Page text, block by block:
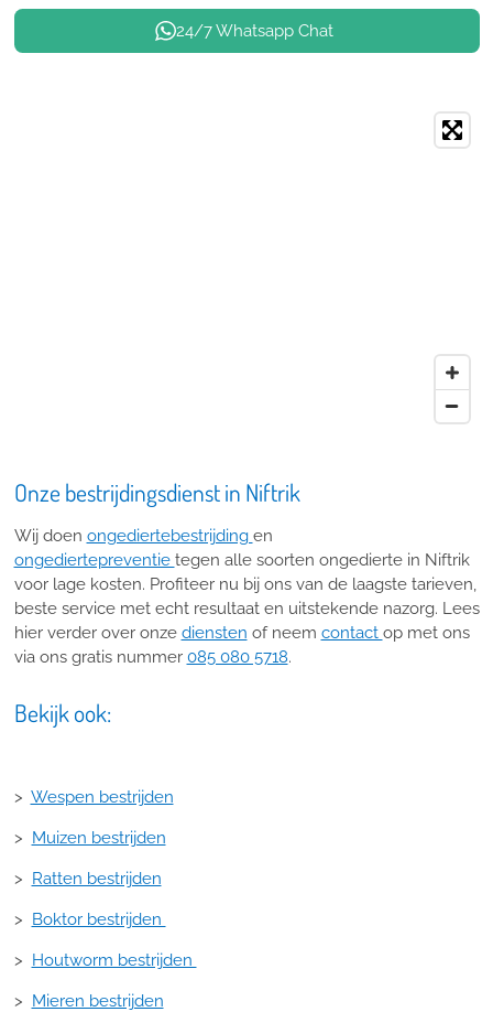
24/7 Whatsapp Chat
Onze bestrijdingsdienst in Niftrik
Wij doen ongediertebestrijding en
ongediertepreventie tegen alle soorten ongedierte in Niftrik
voor lage kosten. Profiteer nu bij ons van de laagste tarieven,
beste service met echt resultaat en uitstekende nazorg. Lees
hier verder over onze diensten of neem contact op met ons
via ons gratis nummer 085 080 5718.
Bekijk ook:
> Wespen bestrijden
> Muizen bestrijden
> Ratten bestrijden
> Boktor bestrijden
> Houtworm bestrijden
> Mieren bestrijden